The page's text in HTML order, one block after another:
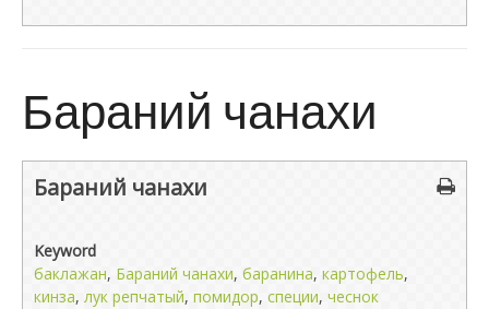
Бараний чанахи
Бараний чанахи
Keyword
баклажан, Бараний чанахи, баранина, картофель,
кинза, лук репчатый, помидор, специи, чеснок